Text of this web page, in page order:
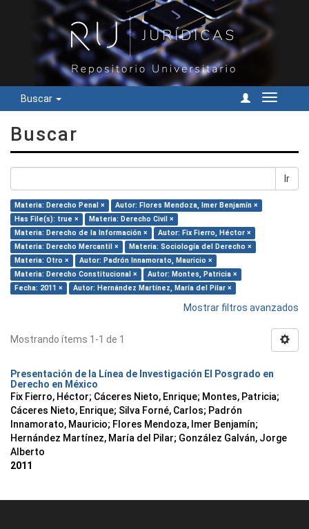
Buscar
Cambiar
Buscar
Ir
Materia: Derecho Penal ×
Autor: Flores Mendoza, Imer Benjamín ×
Has File(s): true ×
Materia: Derecho Civil ×
Materia: Derecho de la Información ×
Autor: Fix Fierro, Héctor ×
Materia: Derecho Mercantil ×
Materia: Sociología del Derecho ×
Materia: Otro ×
Autor: Padrón Innamorato, Mauricio ×
Materia: Derecho Constitucional ×
Autor: Montes, Patricia ×
Fecha: 2011 ×
Autor: Hernández Martínez, María del Pilar ×
Mostrar filtros avanzados
Mostrando ítems 1-1 de 1
Presentación de la Línea de Investigación El Posgrado en
Derecho en México
Fix Fierro, Héctor; Cáceres Nieto, Enrique; Montes, Patricia;
Cáceres Nieto, Enrique; Silva Forné, Carlos; Padrón
Innamorato, Mauricio; Flores Mendoza, Imer Benjamín;
Hernández Martínez, María del Pilar; González Galván, Jorge
Alberto
2011